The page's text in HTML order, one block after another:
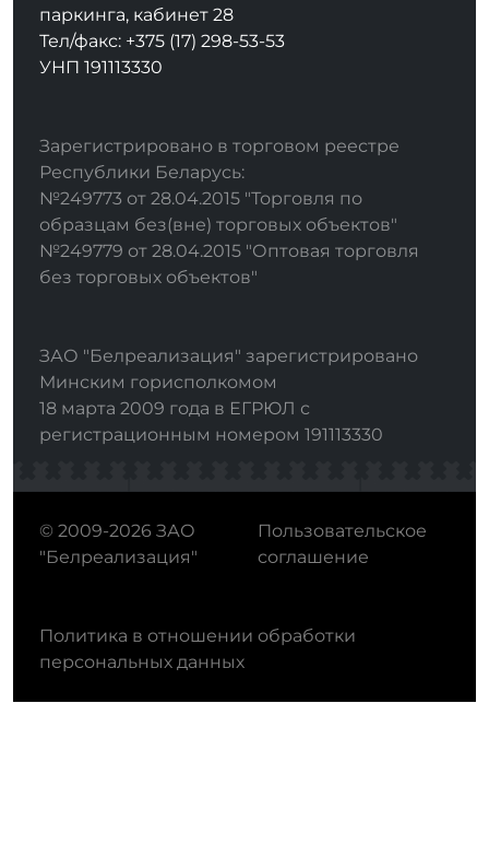
паркинга, кабинет 28
Тел/факс: +375 (17) 298-53-53
УНП 191113330
Зарегистрировано в торговом реестре
Республики Беларусь:
№249773 от 28.04.2015 "Торговля по
образцам без(вне) торговых объектов"
№249779 от 28.04.2015 "Оптовая торговля
без торговых объектов"
ЗАО "Белреализация" зарегистрировано
Минским горисполкомом
18 марта 2009 года в ЕГРЮЛ с
регистрационным номером 191113330
© 2009-2026 ЗАО
"Белреализация"
Пользовательское
соглашение
Политика в отношении обработки
персональных данных